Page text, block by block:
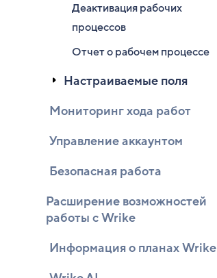
Деактивация рабочих
процессов
Отчет о рабочем процессе
Настраиваемые поля
Мониторинг хода работ
Управление аккаунтом
Безопасная работа
Расширение возможностей
работы с Wrike
Информация о планах Wrike